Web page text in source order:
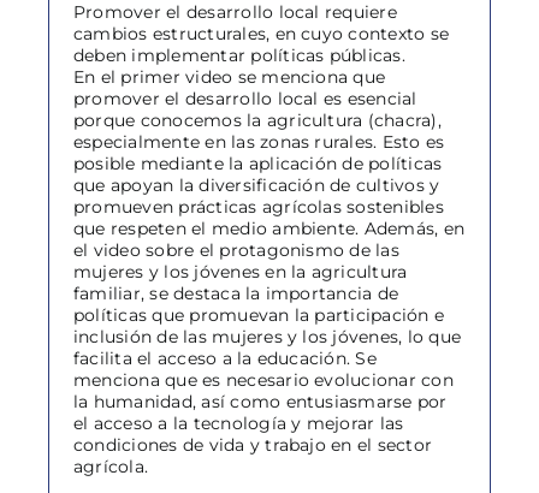
Promover el desarrollo local requiere
cambios estructurales, en cuyo contexto se
deben implementar políticas públicas.
En el primer video se menciona que
promover el desarrollo local es esencial
porque conocemos la agricultura (chacra),
especialmente en las zonas rurales. Esto es
posible mediante la aplicación de políticas
que apoyan la diversificación de cultivos y
promueven prácticas agrícolas sostenibles
que respeten el medio ambiente. Además, en
el video sobre el protagonismo de las
mujeres y los jóvenes en la agricultura
familiar, se destaca la importancia de
políticas que promuevan la participación e
inclusión de las mujeres y los jóvenes, lo que
facilita el acceso a la educación. Se
menciona que es necesario evolucionar con
la humanidad, así como entusiasmarse por
el acceso a la tecnología y mejorar las
condiciones de vida y trabajo en el sector
agrícola.